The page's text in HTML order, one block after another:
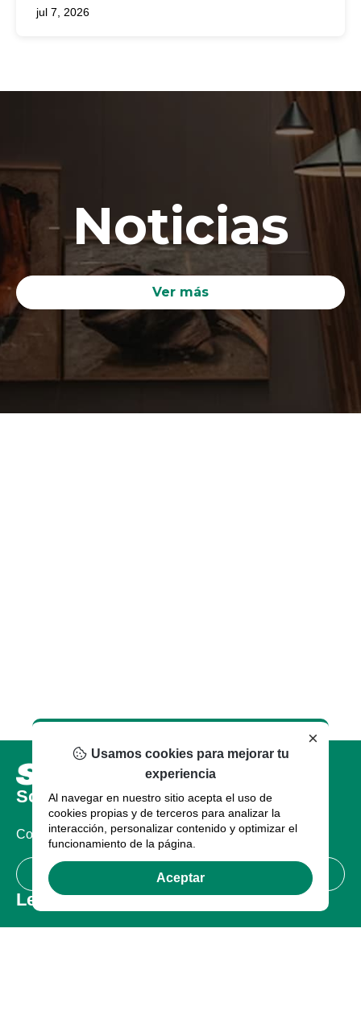
jul 7, 2026
Noticias
Ver más
Sobre nosotros
Compañia
Certificaciones
Legal
×
Usamos cookies para mejorar tu
experiencia
Al navegar en nuestro sitio acepta el uso de
cookies propias y de terceros para analizar la
interacción, personalizar contenido y optimizar el
funcionamiento de la página.
Aceptar